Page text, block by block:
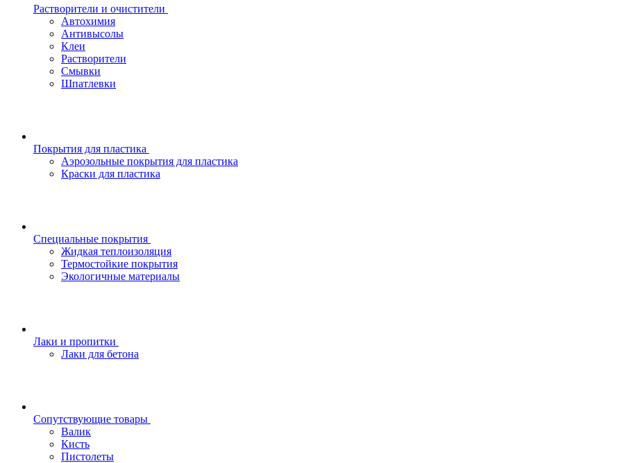
Растворители и очистители
Автохимия
Антивысолы
Клеи
Растворители
Смывки
Шпатлевки
Покрытия для пластика
Аэрозольные покрытия для пластика
Краски для пластика
Специальные покрытия
Жидкая теплоизоляция
Термостойкие покрытия
Экологичные материалы
Лаки и пропитки
Лаки для бетона
Сопутствующие товары
Валик
Кисть
Пистолеты